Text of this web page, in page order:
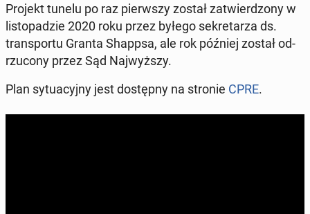
Projekt tunelu po raz pierw­szy został za­twier­dzo­ny w
li­sto­pa­dzie 2020 roku przez byłego se­kre­ta­rza ds.
trans­por­tu Granta Shappsa, ale rok później został od­
rzu­co­ny przez Sąd Naj­wyż­szy.
Plan sy­tu­acyj­ny jest do­stęp­ny na stronie CPRE.